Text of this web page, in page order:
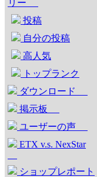
リー
投稿
自分の投稿
高人気
トップランク
ダウンロード
掲示板
ユーザーの声
ETX v.s. NexStar
ショップレポート